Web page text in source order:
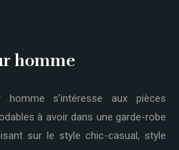
homme
s’intéresse aux pièces
à avoir dans une garde-robe
sur le style chic-casual, style